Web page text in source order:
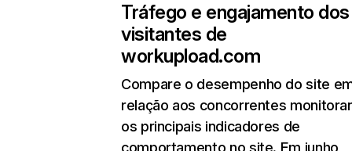
Tráfego e engajamento dos
visitantes de
workupload.com
Compare o desempenho do site
relação aos concorrentes
os principais indicadores de
comportamento no site. Em junho,